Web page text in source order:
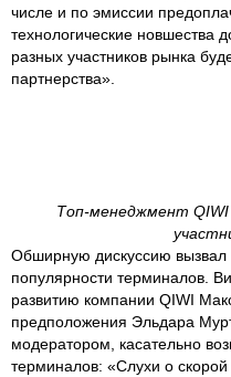
числе и по эмиссии
технологические новшества
разных участников рынка
партнерства».
Топ-менеджмент
Обширную дискуссию
популярности терминалов.
развитию компании QIWI
предположения Эльдара
модератором, касательно
терминалов: «Слухи о